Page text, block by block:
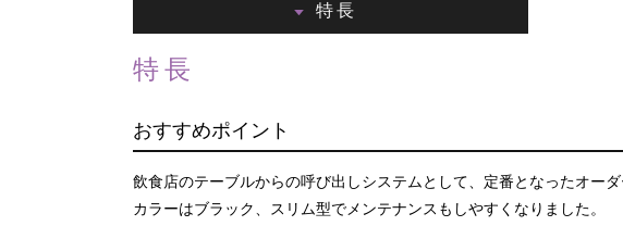
特長
特長
おすすめポイント
飲食店のテーブルからの呼び出しシステムとして、定番となったオー
カラーはブラック、スリム型でメンテナンスもしやすくなりました。